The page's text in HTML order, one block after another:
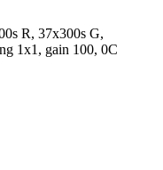
R, 37x300s G,
1x1, gain 100, 0C